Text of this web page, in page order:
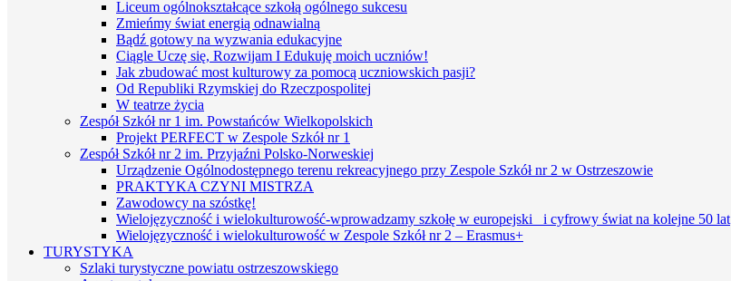
Liceum ogólnokształcące szkołą ogólnego sukcesu
Zmieńmy świat energią odnawialną
Bądź gotowy na wyzwania edukacyjne
Ciągle Uczę się, Rozwijam I Edukuję moich uczniów!
Jak zbudować most kulturowy za pomocą uczniowskich pasji?
Od Republiki Rzymskiej do Rzeczpospolitej
W teatrze życia
Zespół Szkół nr 1 im. Powstańców Wielkopolskich
Projekt PERFECT w Zespole Szkół nr 1
Zespół Szkół nr 2 im. Przyjaźni Polsko-Norweskiej
Urządzenie Ogólnodostępnego terenu rekreacyjnego przy Zespole Szkół nr 2 w Ostrzeszowie
PRAKTYKA CZYNI MISTRZA
Zawodowcy na szóstkę!
Wielojęzyczność i wielokulturowość-wprowadzamy szkołę w europejski i cyfrowy świat na kolejne 50 lat
Wielojęzyczność i wielokulturowość w Zespole Szkół nr 2 – Erasmus+
TURYSTYKA
Szlaki turystyczne powiatu ostrzeszowskiego